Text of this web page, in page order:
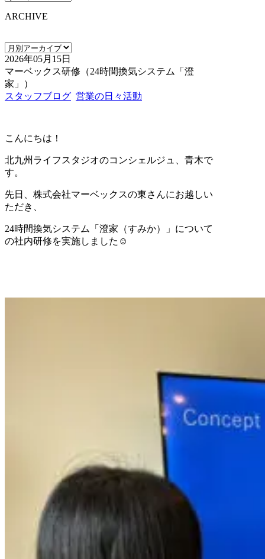
ARCHIVE
2026年05月15日
マーベックス研修（24時間換気システム「澄
家」）
スタッフブログ 営業の日々活動
こんにちは！
北九州ライフスタジオのコンシェルジュ、青木で
す。
先日、株式会社マーベックスの東さんにお越しい
ただき、
24時間換気システム「澄家（すみか）」について
の社内研修を実施しました☺